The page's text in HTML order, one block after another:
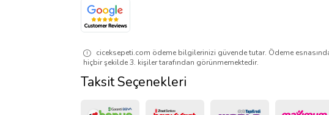
ciceksepeti.com ödeme bilgilerinizi güvende tutar. Ödeme
hiçbir şekilde 3. kişiler tarafından görünmemektedir.
Taksit Seçenekleri